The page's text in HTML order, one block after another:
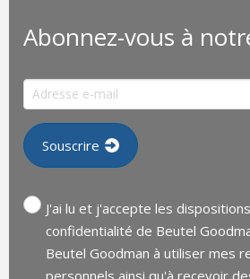
Abonnez-vous à
J'ai lu et j'accepte les
confidentialité de Beutel
Beutel Goodman à utiliser mes
personnels ainsi qu'à recevoir